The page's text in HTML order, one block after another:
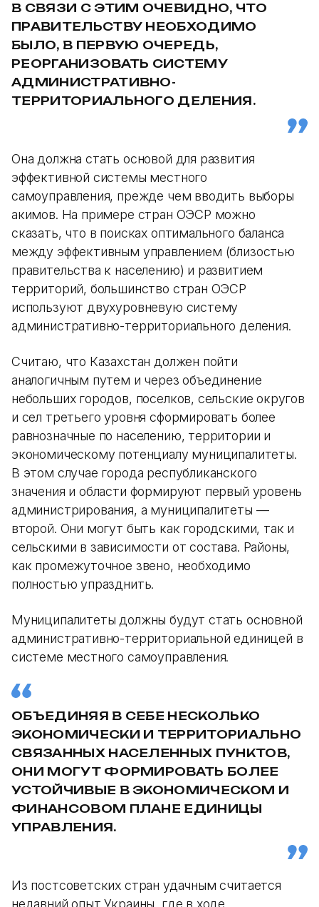
В СВЯЗИ С ЭТИМ ОЧЕВИДНО, ЧТО
ПРАВИТЕЛЬСТВУ НЕОБХОДИМО
БЫЛО, В ПЕРВУЮ ОЧЕРЕДЬ,
РЕОРГАНИЗОВАТЬ СИСТЕМУ
АДМИНИСТРАТИВНО-
ТЕРРИТОРИАЛЬНОГО ДЕЛЕНИЯ.
Она должна стать основой для развития
эффективной системы местного
самоуправления, прежде чем вводить выборы
акимов. На примере стран ОЭСР можно
сказать, что в поисках оптимального баланса
между эффективным управлением (близостью
правительства к населению) и развитием
территорий, большинство стран ОЭСР
используют двухуровневую систему
административно-территориального деления.
Считаю, что Казахстан должен пойти
аналогичным путем и через объединение
небольших городов, поселков, сельские округов
и сел третьего уровня сформировать более
равнозначные по населению, территории и
экономическому потенциалу муниципалитеты.
В этом случае города республиканского
значения и области формируют первый уровень
администрирования, а муниципалитеты —
второй. Они могут быть как городскими, так и
сельскими в зависимости от состава. Районы,
как промежуточное звено, необходимо
полностью упразднить.
Муниципалитеты должны будут стать основной
административно-территориальной единицей в
системе местного самоуправления.
ОБЪЕДИНЯЯ В СЕБЕ НЕСКОЛЬКО
ЭКОНОМИЧЕСКИ И ТЕРРИТОРИАЛЬНО
СВЯЗАННЫХ НАСЕЛЕННЫХ ПУНКТОВ,
ОНИ МОГУТ ФОРМИРОВАТЬ БОЛЕЕ
УСТОЙЧИВЫЕ В ЭКОНОМИЧЕСКОМ И
ФИНАНСОВОМ ПЛАНЕ ЕДИНИЦЫ
УПРАВЛЕНИЯ.
Из постсоветских стран удачным считается
недавний опыт Украины, где в ходе